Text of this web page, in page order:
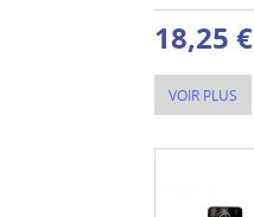
18,25 €
VOIR PLUS